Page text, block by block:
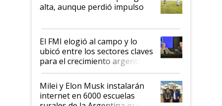
que de una dura crisis salió
de Milei
alta, aunque perdió impulso
El FMI elogió al campo y lo
ubicó entre los sectores claves
para el crecimiento argentino
Milei y Elon Musk instalarán
internet en 6000 escuelas